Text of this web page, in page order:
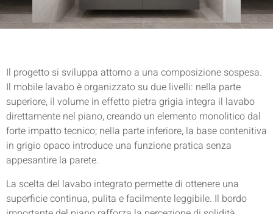
Il progetto si sviluppa attorno a una composizione sospesa.
Il mobile lavabo è organizzato su due livelli: nella parte
superiore, il volume in effetto pietra grigia integra il lavabo
direttamente nel piano, creando un elemento monolitico dal
forte impatto tecnico; nella parte inferiore, la base contenitiva
in grigio opaco introduce una funzione pratica senza
appesantire la parete.
La scelta del lavabo integrato permette di ottenere una
superficie continua, pulita e facilmente leggibile. Il bordo